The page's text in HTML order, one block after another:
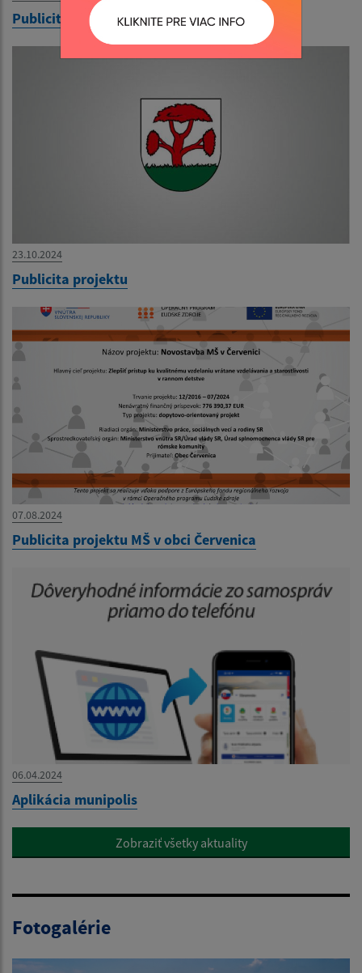
Publicita projektu
23.10.2024
Publicita projektu
07.08.2024
Publicita projektu MŠ v obci Červenica
06.04.2024
Aplikácia munipolis
Zobraziť všetky aktuality
Fotogalérie